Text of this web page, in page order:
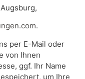
.
per E-Mail oder
von Ihnen
ggf. Ihr Name
um Ihre